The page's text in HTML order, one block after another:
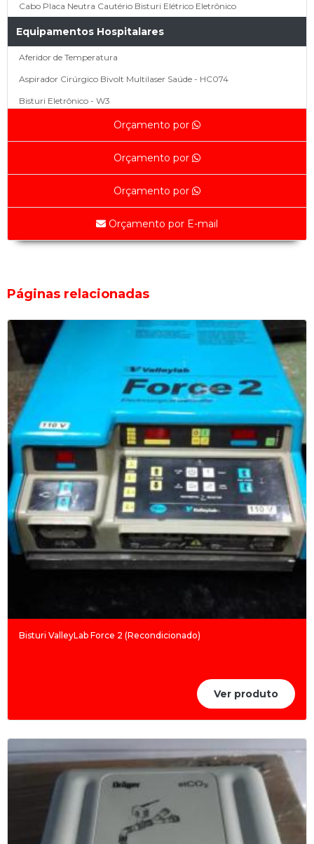
Cabo Placa Neutra Cautério Bisturi Elétrico Eletrônico
Equipamentos Hospitalares
Aferidor de Temperatura
Aspirador Cirúrgico Bivolt Multilaser Saúde - HC074
Bisturi Eletrônico - W3
Bisturi Eletrônico BP-150 - EMAI
Bisturi ValleyLab Force 2 (Recondicionado)
Bisturi WEM SS 500 Tensão de Trabalho 110v
Fonte de Luz Ferrarimedical
Oxímetro de Bancada Micromed
Conectores de Atuadores de Camas Hospitalares
Engate Rápido da Pressão Não Invasiva para Monitor DIXTAL
Gerador de Alta Tensão para Backlight dos Monitores DIXTAL
DX2021, DX2010, DX2023
Placa Eletrônica de ECG para os Monitores da DIXTAL DX2023
Tela do Monitor Efficia CM10 da Philips
Orçamento por
Orçamento por
Orçamento por
Orçamento por E-mail
Páginas relacionadas
Bisturi ValleyLab Force 2 (Recondicionado)
Ver produto